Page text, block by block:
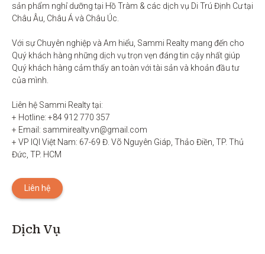
sản phẩm nghỉ dưỡng tại Hồ Tràm & các dịch vụ Di Trú Định Cư tại
Châu Âu, Châu Á và Châu Úc.
Với sự Chuyên nghiệp và Am hiểu, Sammi Realty mang đến cho
Quý khách hàng những dịch vụ trọn vẹn đáng tin cậy nhất giúp
Quý khách hàng cảm thấy an toàn với tài sản và khoản đầu tư
của mình.
Liên hệ Sammi Realty tại:
+ Hotline: +84 912 770 357
+ Email: sammirealty.vn@gmail.com
+ VP IQI Việt Nam: 67-69 Đ. Võ Nguyên Giáp, Thảo Điền, TP. Thủ
Đức, TP. HCM
Liên hệ
Dịch Vụ